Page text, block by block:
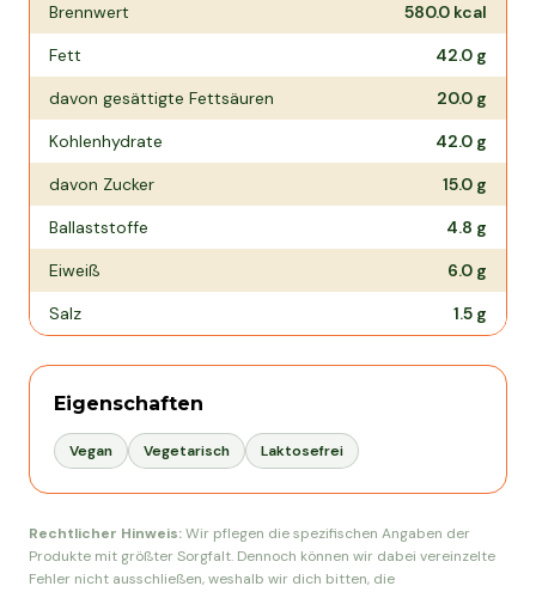
Brennwert
580.0 kcal
Fett
42.0 g
davon gesättigte Fettsäuren
20.0 g
Kohlenhydrate
42.0 g
davon Zucker
15.0 g
Ballaststoffe
4.8 g
Eiweiß
6.0 g
Salz
1.5 g
Eigenschaften
Vegan Vegetarisch Laktosefrei
Rechtlicher Hinweis:Wir pflegen die spezifischen Angaben der
Produkte mit größter Sorgfalt. Dennoch können wir dabei vereinzelte
Fehler nicht ausschließen, weshalb wir dich bitten, die